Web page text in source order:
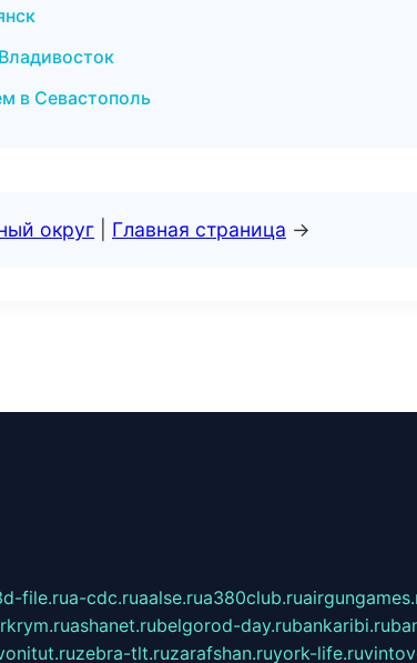
в Севастополь
округ Главная страница →
file.rua-cdc.ruaalse.rua380club.ru
ashanet.rubelgorod-day.rubankaribi.ru
zebra-tlt.ruzarafshan.ruyork-life.ru